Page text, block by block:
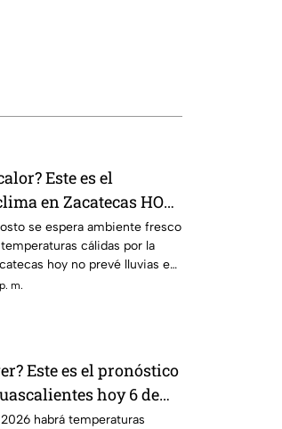
Este es el
en Zacatecas HOY
se espera ambiente fresco
cálidas por la
hoy no prevé lluvias en
m.
Este es el pronóstico
hoy 6 de
habrá temperaturas